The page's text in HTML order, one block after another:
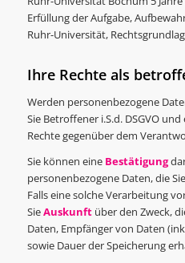
Erfüllung der Aufgabe,
Ruhr-Universität,
Ihre Rechte als
Werden personenbezogene
Sie Betroffener i.S.d. DSGVO
Rechte gegenüber dem
Sie können eine Bestätigung
personenbezogene Daten, die
Falls eine solche Verarbeitung
SieAuskunftüber den Zweck,
Daten, Empfänger von Daten
sowie Dauer der Speicherung